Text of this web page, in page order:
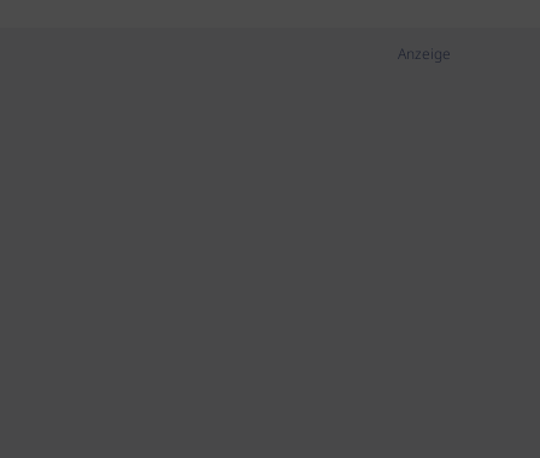
Anzeige